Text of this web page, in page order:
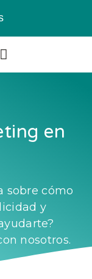
en
sobre cómo
y
nosotros.